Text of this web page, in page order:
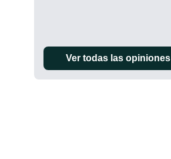
Ver todas las opiniones